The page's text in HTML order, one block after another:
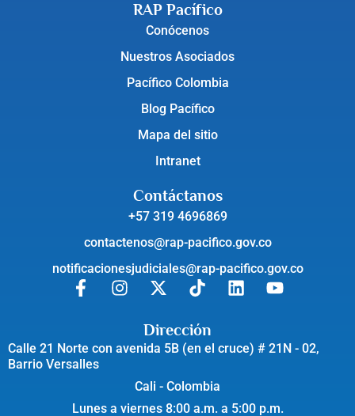
RAP Pacífico
Conócenos
Nuestros Asociados
Pacífico Colombia
Blog Pacífico
Mapa del sitio
Intranet
Contáctanos
+57 319 4696869
contactenos@rap-pacifico.gov.co
notificacionesjudiciales@rap-pacifico.gov.co
Dirección
Calle 21 Norte con avenida 5B (en el cruce) # 21N - 02,
Barrio Versalles
Cali - Colombia
Lunes a viernes 8:00 a.m. a 5:00 p.m.